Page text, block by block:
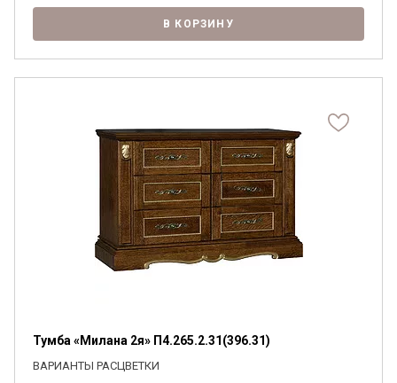
В КОРЗИНУ
Тумба «Милана 2я» П4.265.2.31(396.31)
ВАРИАНТЫ РАСЦВЕТКИ